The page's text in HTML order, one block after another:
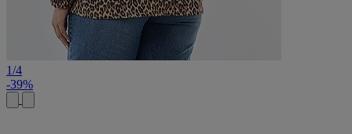
1/4
-39%